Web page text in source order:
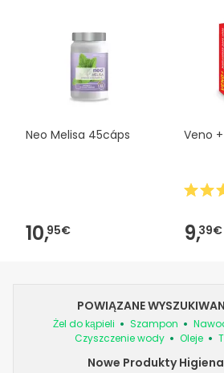
Neo Melisa 45cáps
10,95€
Veno
9,39€
POWIĄZANE
Żel do kąpieli Szampon
Czyszczenie wody
Oleje
Nowe Produkty